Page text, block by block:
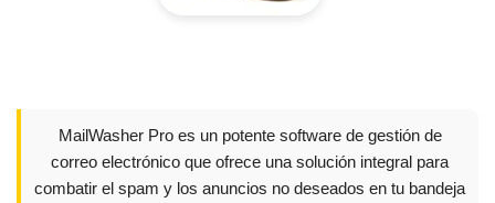
MailWasher Pro es un potente software de gestión de
correo electrónico que ofrece una solución integral para
combatir el spam y los anuncios no deseados en tu bandeja